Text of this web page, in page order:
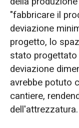
"fabbricare il
deviazione
progetto, lo
stato
deviazione
avrebbe potuto
cantiere,
dell'attrezzatura.